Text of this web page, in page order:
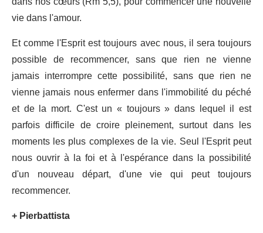
vie dans l'amour.
Et comme l'Esprit est toujours avec nous, il sera toujours
possible de recommencer, sans que rien ne vienne
jamais interrompre cette possibilité, sans que rien ne
vienne jamais nous enfermer dans l'immobilité du péché
et de la mort. C'est un « toujours » dans lequel il est
parfois difficile de croire pleinement, surtout dans les
moments les plus complexes de la vie. Seul l'Esprit peut
nous ouvrir à la foi et à l'espérance dans la possibilité
d'un nouveau départ, d'une vie qui peut toujours
recommencer.
+ Pierbattista